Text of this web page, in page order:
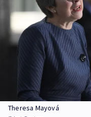
Theresa Mayová